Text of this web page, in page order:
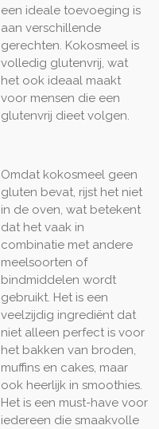
een ideale toevoeging is
aan verschillende
gerechten. Kokosmeel is
volledig glutenvrij, wat
het ook ideaal maakt
voor mensen die een
glutenvrij dieet volgen.
Omdat kokosmeel geen
gluten bevat, rijst het niet
in de oven, wat betekent
dat het vaak in
combinatie met andere
meelsoorten of
bindmiddelen wordt
gebruikt. Het is een
veelzijdig ingrediënt dat
niet alleen perfect is voor
het bakken van broden,
muffins en cakes, maar
ook heerlijk in smoothies.
Het is een must-have voor
iedereen die smaakvolle